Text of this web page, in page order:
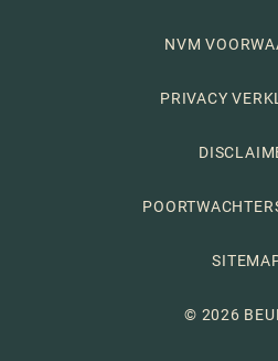
NVM
PRIVACY
© 2026